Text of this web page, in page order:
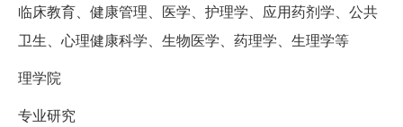
临床教育、健康管理、医学、护理学、应用药剂学、公共
卫生、心理健康科学、生物医学、药理学、生理学等
理学院
专业研究